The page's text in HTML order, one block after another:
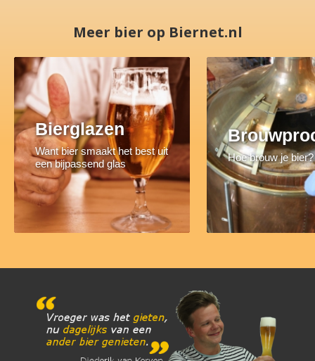
Meer bier op Biernet.nl
Bierglazen
Want bier smaakt het best uit
een bijpassend glas
Hoe brouw je bier?